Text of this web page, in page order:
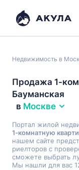
Недвижимость в
Продажа 1-
Бауманская
в Москве
Портал жилой
1-комнатную
нашем сайте
риелторов с
сможете выбрать
Мы нашли для вас